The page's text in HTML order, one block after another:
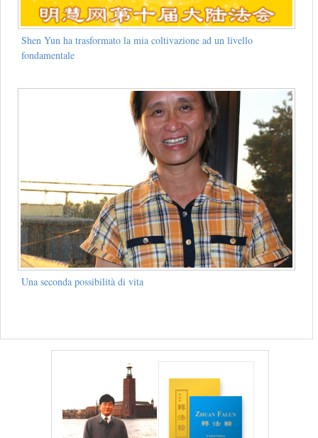
Shen Yun ha trasformato la mia coltivazione ad un livello
fondamentale
Una seconda possibilità di vita